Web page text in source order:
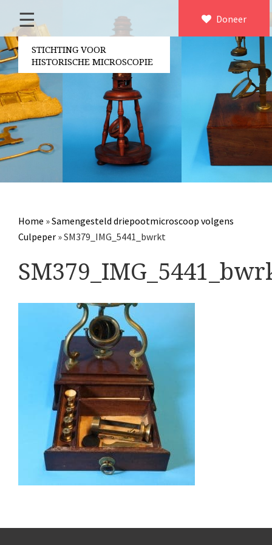
×
Home
Over ons
Contact
Bestuur
Vrijwilligers
Partners
Jaarverslagen
Microscopen
Overige optische instrumenten
Elektrische meetapparatuur
Boeken
Divers
Makers
Images
Culpeper (ca. 1735)
Cuff (ca. 1745)
volgens Culpeper (1750-
Dollond, ‘Jones’ most improved type’ (1800-1830)
Long, Gould type (1821-1850)
Nachet, ‘grand modèle’ (1856-1862)
Doneer
☰
STICHTING VOOR
HISTORISCHE MICROSCOPIE
Home »Samengesteld driepootmicroscoop volgens
Culpeper »SM379_IMG_5441_bwrkt